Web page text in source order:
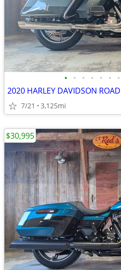
• • • • • • •
2020 HARLEY DAVIDSON
7/21 3,125mi
$30,995